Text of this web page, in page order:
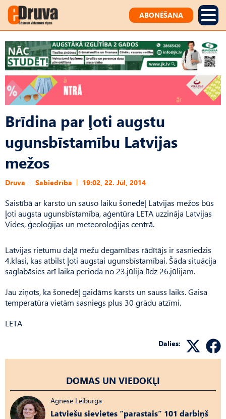
ABONĒŠANA
Brīdina par ļoti augstu
ugunsbīstamību Latvijas
mežos
Druva Sabiedrība 19:02, 22. Jūl, 2014
Saistībā ar karsto un sauso laiku šonedēļ Latvijas mežos būs
ļoti augsta ugunsbīstamība, aģentūra LETA uzzināja Latvijas
Vides, ģeoloģijas un meteoroloģijas centrā.
Latvijas rietumu daļā mežu degamības rādītājs ir sasniedzis
4.klasi, kas atbilst ļoti augstai ugunsbīstamībai. Šāda situācija
saglabāsies arī laika perioda no 23.jūlija līdz 26.jūlijam.
Jau ziņots, ka šonedēļ gaidāms karsts un sauss laiks. Gaisa
temperatūra vietām sasniegs plus 30 grādu atzīmi.
LETA
Dalies:
DOMAS UN VIEDOKĻI
Agnese Leiburga
Latviešu sievietes “parastais” 101 darbiņš